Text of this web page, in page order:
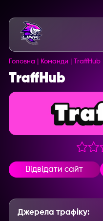
Головна Команди TraffHub
TraffHub
Відвідати сайт
Джерела трафіку: